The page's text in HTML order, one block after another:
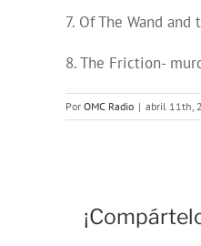
7. Of The Wand
8. The Friction-
Por OMC Radio | abril 11th,